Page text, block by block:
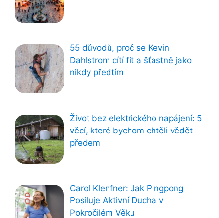
55 důvodů, proč se Kevin
Dahlstrom cítí fit a šťastně jako
nikdy předtím
Život bez elektrického napájení: 5
věcí, které bychom chtěli vědět
předem
Carol Klenfner: Jak Pingpong
Posiluje Aktivní Ducha v
Pokročilém Věku